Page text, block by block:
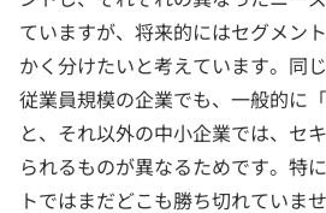
ていますが、将来的にはセグメン
かく分けたいと考えています。同
従業員規模の企業でも、一般的に
と、それ以外の中小企業では、セ
られるものが異なるためです。特
トではまだどこも勝ち切れていま